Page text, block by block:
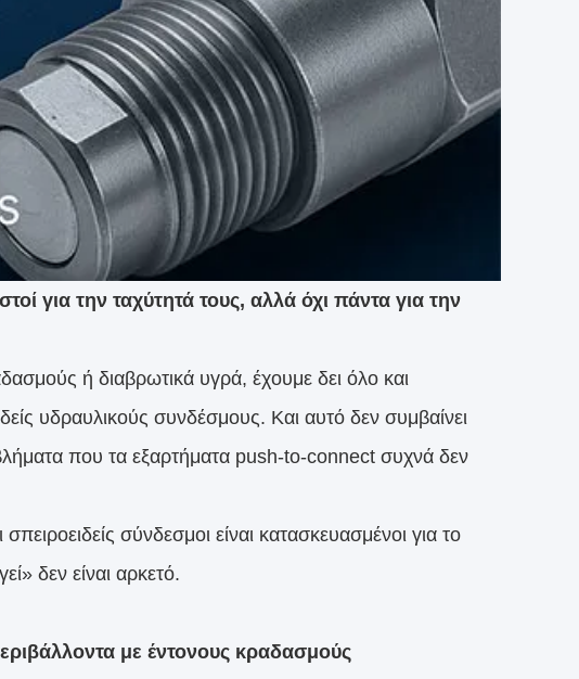
για την ταχύτητά τους, αλλά όχι πάντα για την
ή διαβρωτικά υγρά, έχουμε δει όλο και
υδραυλικούς συνδέσμους. Και αυτό δεν συμβαίνει
που τα εξαρτήματα push-to-connect συχνά δεν
σύνδεσμοι είναι κατασκευασμένοι για το
δεν είναι αρκετό.
με έντονους κραδασμούς